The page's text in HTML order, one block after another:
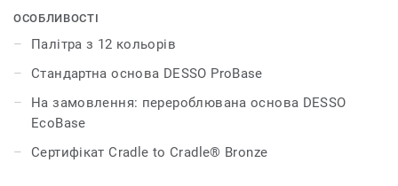
ідеальний баланс між стриманим елегантним
дизайном плитки та функціональними перевагами
текстильного покриття. DESSO Verso випускається у
дванадцяти кольорах, які гармонують з такими
будівельними матеріалами, як бетон, сталь і камінь.
ОСОБЛИВОСТІ
Палітра з 12 кольорів
Стандартна основа DESSO ProBase
На замовлення: перероблювана основа DESSO
EcoBase
Сертифікат Cradle to Cradle® Bronze